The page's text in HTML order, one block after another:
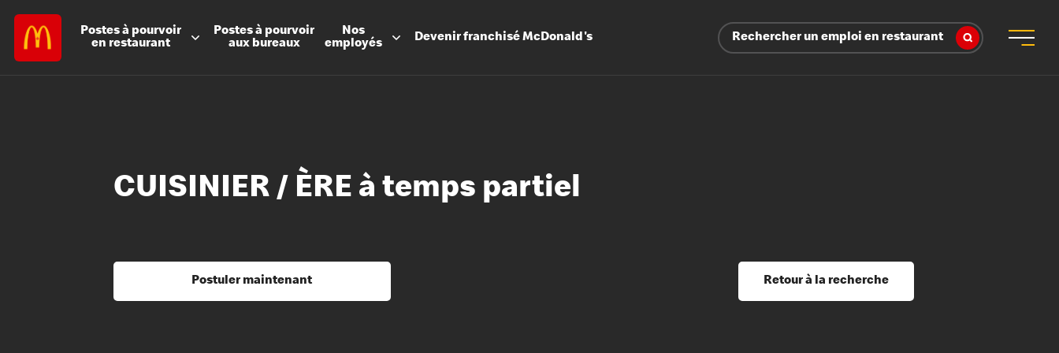
Postes à pourvoir
en restaurant
Postes à pourvoir
aux bureaux
Nos
employés
DevenirfranchiséMcDonald's Rechercher un emploi en restaurant
Apprentissage et perfectionnement
Les Arches du savoir
CUISINIER / ÈRE à temps partiel
Postuler maintenant Retour à la recherche